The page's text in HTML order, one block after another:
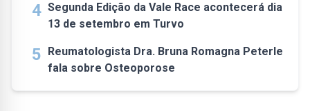
4 Segunda Edição da Vale Race acontecerá dia
13 de setembro em Turvo
5 Reumatologista Dra. Bruna Romagna Peterle
fala sobre Osteoporose